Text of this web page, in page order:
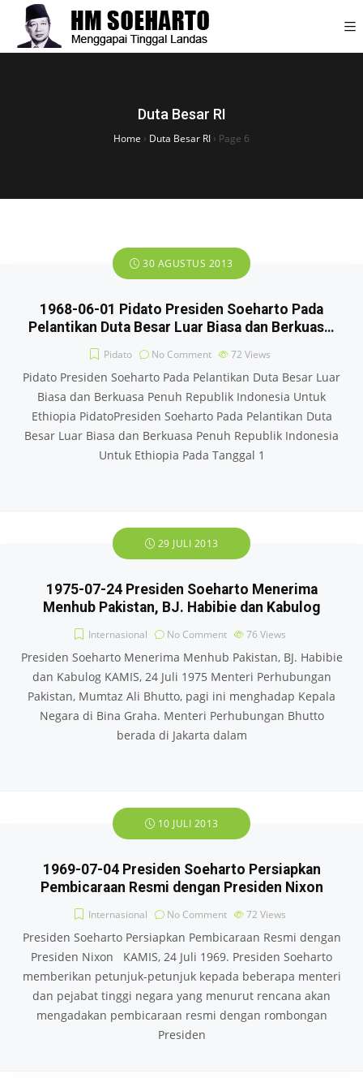
Duta Besar RI
Home › Duta Besar RI › Page 6
30 AGUSTUS 2013
1968-06-01 Pidato Presiden Soeharto Pada
Pelantikan Duta Besar Luar Biasa dan Berkuas…
Pidato No Comment 72 Views
Pidato Presiden Soeharto Pada Pelantikan Duta Besar Luar
Biasa dan Berkuasa Penuh Republik Indonesia Untuk
Ethiopia PidatoPresiden Soeharto Pada Pelantikan Duta
Besar Luar Biasa dan Berkuasa Penuh Republik Indonesia
Untuk Ethiopia Pada Tanggal 1
29 JULI 2013
1975-07-24 Presiden Soeharto Menerima
Menhub Pakistan, BJ. Habibie dan Kabulog
Internasional No Comment 76 Views
Presiden Soeharto Menerima Menhub Pakistan, BJ. Habibie
dan Kabulog KAMIS, 24 Juli 1975 Menteri Perhubungan
Pakistan, Mumtaz Ali Bhutto, pagi ini menghadap Kepala
Negara di Bina Graha. Menteri Perhubungan Bhutto
berada di Jakarta dalam
10 JULI 2013
1969-07-04 Presiden Soeharto Persiapkan
Pembicaraan Resmi dengan Presiden Nixon
Internasional No Comment 72 Views
Presiden Soeharto Persiapkan Pembicaraan Resmi dengan
Presiden Nixon KAMIS, 24 Juli 1969. Presiden Soeharto
memberikan petunjuk-petunjuk kepada beberapa menteri
dan pejabat tinggi negara yang menurut rencana akan
mengadakan pembicaraan resmi dengan rombongan
Presiden